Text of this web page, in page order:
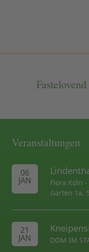
Veranstaltungen
06
JAN
Flora Köln
Garten 1a,
21
JAN DOM IM